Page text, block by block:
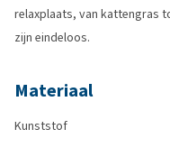
relaxplaats, van kattengras
zijn eindeloos.
Materiaal
Kunststof